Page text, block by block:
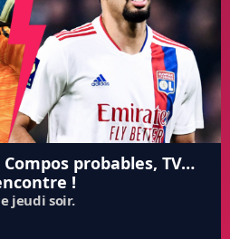
Compos probables, TV…
!
jeudi soir.